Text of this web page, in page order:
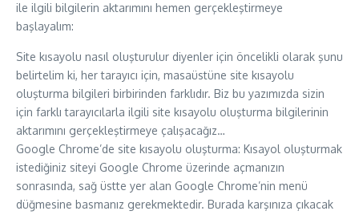
ile ilgili bilgilerin aktarımını hemen gerçekleştirmeye
başlayalım:
Site kısayolu nasıl oluşturulur diyenler için öncelikli olarak şunu
belirtelim ki, her tarayıcı için, masaüstüne site kısayolu
oluşturma bilgileri birbirinden farklıdır. Biz bu yazımızda sizin
için farklı tarayıcılarla ilgili site kısayolu oluşturma bilgilerinin
aktarımını gerçekleştirmeye çalışacağız…
Google Chrome’de site kısayolu oluşturma: Kısayol oluşturmak
istediğiniz siteyi Google Chrome üzerinde açmanızın
sonrasında, sağ üstte yer alan Google Chrome’nin menü
düğmesine basmanız gerekmektedir. Burada karşınıza çıkacak